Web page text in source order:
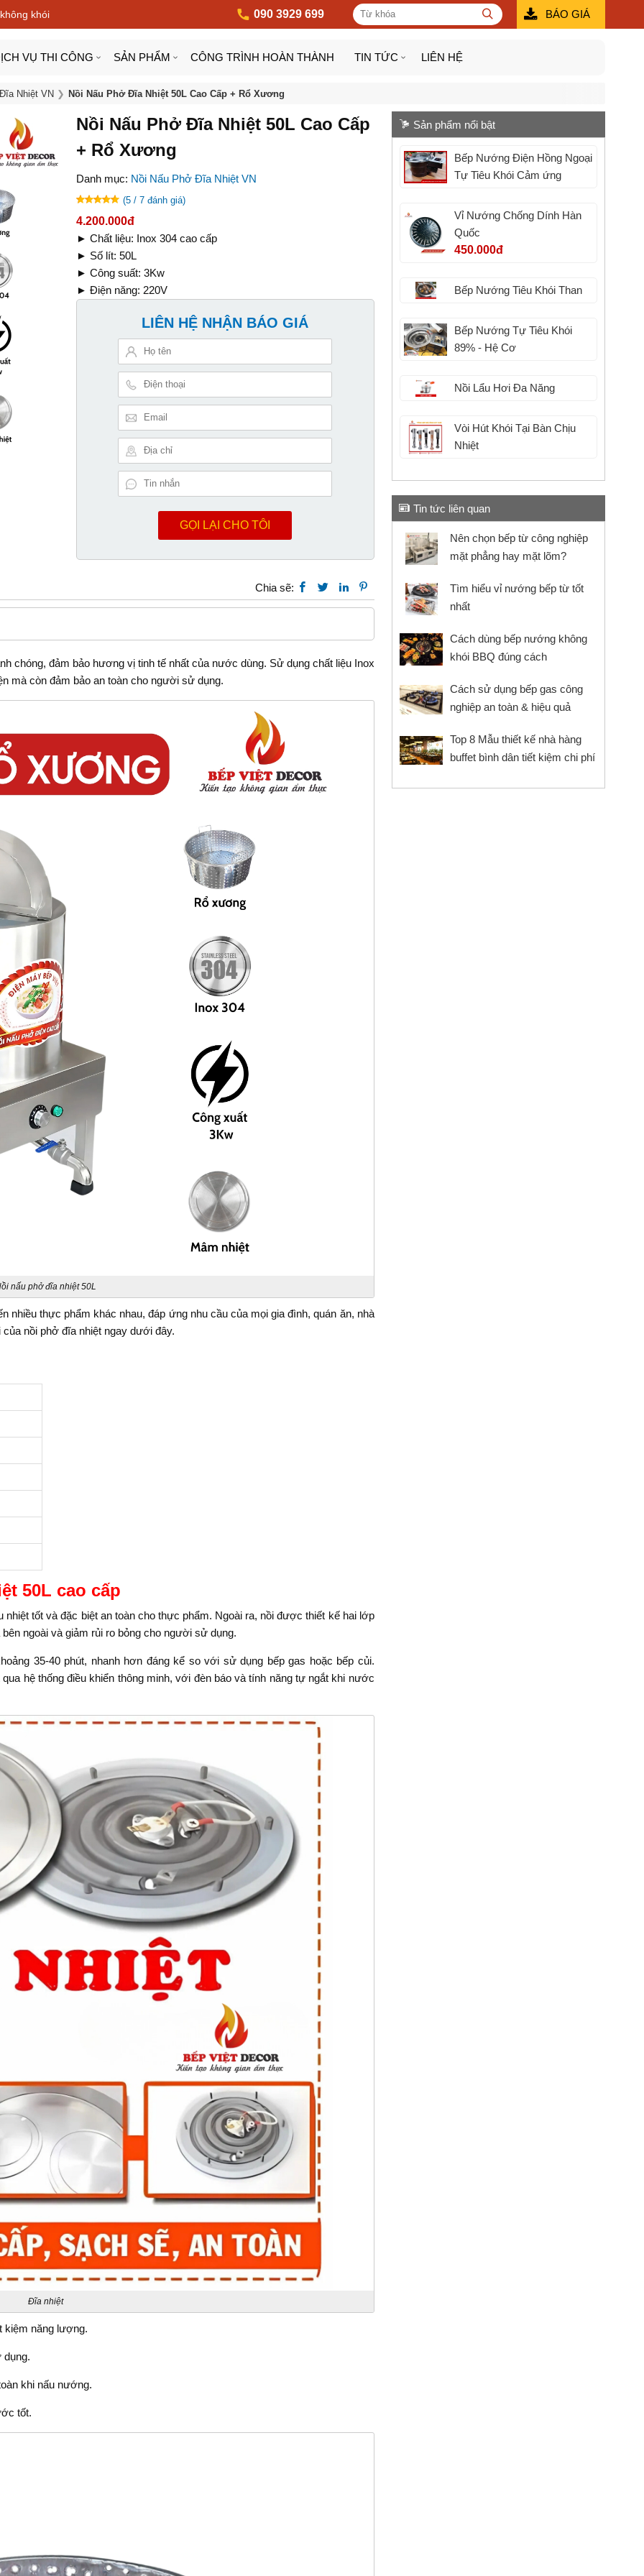
khói 090 3929 699 BÁO GIÁ
VỤ THI CÔNG SẢN PHẨM CÔNG TRÌNH HOÀN THÀNH TIN TỨC LIÊN HỆ
Nhiệt VN Nồi Nấu Phở Đĩa Nhiệt 50L Cao Cấp + Rổ Xương
Nồi Nấu Phở Đĩa Nhiệt 50L Cao Cấp
+ Rổ Xương
Danh mục: Nồi Nấu Phở Đĩa Nhiệt VN
(5 / 7 đánh giá)
4.200.000đ
► Chất liệu: Inox 304 cao cấp
► Số lít: 50L
► Công suất: 3Kw
► Điện năng: 220V
LIÊN HỆ NHẬN BÁO GIÁ
GỌI LẠI CHO TÔI
Chia sẽ:
chóng, đảm bảo hương vị tinh tế nhất của nước dùng. Sử dụng chất liệu Inox
mà còn đảm bảo an toàn cho người sử dụng.
nấu phở đĩa nhiệt 50L
nhiều thực phẩm khác nhau, đáp ứng nhu cầu của mọi gia đình, quán ăn, nhà
nồi phở đĩa nhiệt ngay dưới đây.
50L cao cấp
tốt và đặc biệt an toàn cho thực phẩm. Ngoài ra, nồi được thiết kế hai lớp
ngoài và giảm rủi ro bỏng cho người sử dụng.
35-40 phút, nhanh hơn đáng kể so với sử dụng bếp gas hoặc bếp củi.
hệ thống điều khiển thông minh, với đèn báo và tính năng tự ngắt khi nước
Đĩa nhiệt
kiệm năng lượng.
dụng.
khi nấu nướng.
tốt.
Sản phẩm nổi bật
Bếp Nướng Điện Hồng Ngoại
Tự Tiêu Khói Cảm ứng
Vỉ Nướng Chống Dính Hàn
Quốc
450.000đ
Bếp Nướng Tiêu Khói Than
Bếp Nướng Tự Tiêu Khói
89% - Hệ Cơ
Nồi Lẩu Hơi Đa Năng
Vòi Hút Khói Tại Bàn Chịu
Nhiệt
Tin tức liên quan
Nên chọn bếp từ công nghiệp
mặt phẳng​ hay mặt lõm?
Tìm hiểu vỉ nướng bếp từ tốt
nhất
Cách dùng bếp nướng không
khói BBQ đúng cách
Cách sử dụng bếp gas công
nghiệp an toàn & hiệu quả
Top 8 Mẫu thiết kế nhà hàng
buffet bình dân tiết kiệm chi phí